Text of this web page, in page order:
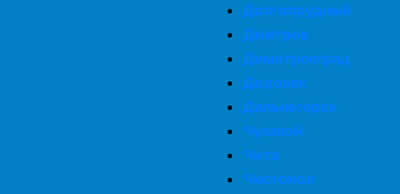
Долгопрудный
Дмитров
Димитровград
Дедовск
Дальнегорск
Чузавой
Чита
Чистопол